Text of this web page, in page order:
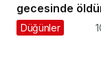
gecesinde
Düğünler